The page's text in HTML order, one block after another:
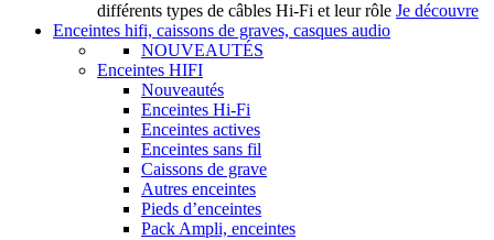
différents types de câbles Hi-Fi et leur rôle Je découvre
Enceintes hifi, caissons de graves, casques audio
NOUVEAUTÉS
Enceintes HIFI
Nouveautés
Enceintes Hi-Fi
Enceintes actives
Enceintes sans fil
Caissons de grave
Autres enceintes
Pieds d’enceintes
Pack Ampli, enceintes